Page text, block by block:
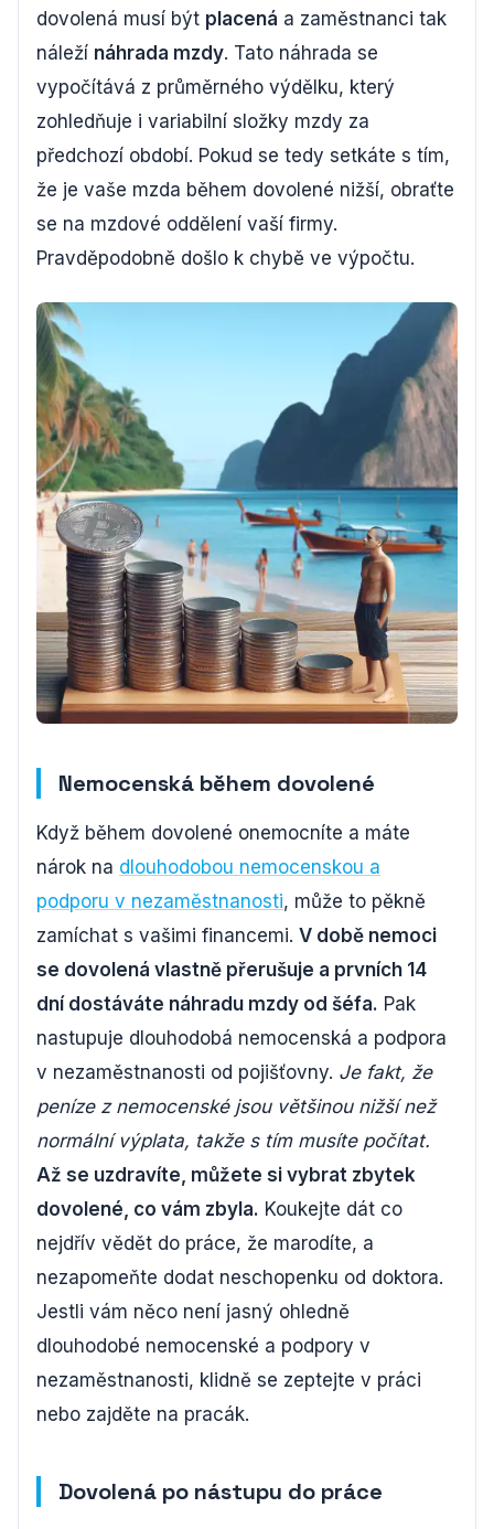
dovolená musí být placená a zaměstnanci tak
náleží náhrada mzdy. Tato náhrada se
vypočítává z průměrného výdělku, který
zohledňuje i variabilní složky mzdy za
předchozí období. Pokud se tedy setkáte s tím,
že je vaše mzda během dovolené nižší, obraťte
se na mzdové oddělení vaší firmy.
Pravděpodobně došlo k chybě ve výpočtu.
Nemocenská během dovolené
Když během dovolené onemocníte a máte
nárok na dlouhodobou nemocenskou a
podporu v nezaměstnanosti, může to pěkně
zamíchat s vašimi financemi. V době nemoci
se dovolená vlastně přerušuje a prvních 14
dní dostáváte náhradu mzdy od šéfa. Pak
nastupuje dlouhodobá nemocenská a podpora
v nezaměstnanosti od pojišťovny. Je fakt, že
peníze z nemocenské jsou většinou nižší než
normální výplata, takže s tím musíte počítat.
Až se uzdravíte, můžete si vybrat zbytek
dovolené, co vám zbyla. Koukejte dát co
nejdřív vědět do práce, že marodíte, a
nezapomeňte dodat neschopenku od doktora.
Jestli vám něco není jasný ohledně
dlouhodobé nemocenské a podpory v
nezaměstnanosti, klidně se zeptejte v práci
nebo zajděte na pracák.
Dovolená po nástupu do práce